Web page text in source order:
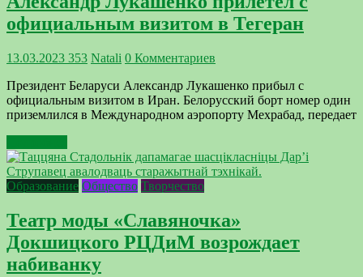
официальным визитом в Тегеран
13.03.2023 353 Natali 0 Комментариев
Президент Беларуси Александр Лукашенко прибыл с
официальным визитом в Иран. Белорусский борт номер один
приземлился в Международном аэропорту Мехрабад, передает
Образование Общество Творчество
Театр моды «Славяночка»
Докшицкого РЦДиМ возрождает
набиванку